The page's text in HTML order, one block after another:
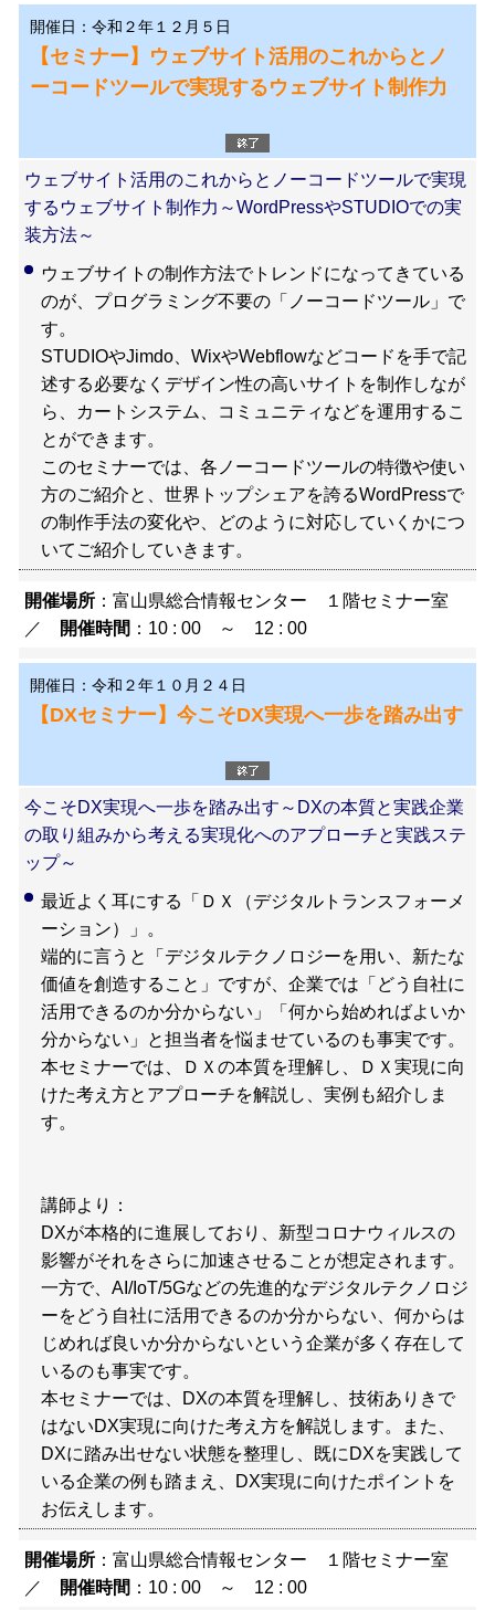
開催日：令和２年１２月５日
【セミナー】ウェブサイト活用のこれからとノ
ーコードツールで実現するウェブサイト制作力
ウェブサイト活用のこれからとノーコードツールで実現
するウェブサイト制作力～WordPressやSTUDIOでの実
装方法～
ウェブサイトの制作方法でトレンドになってきている
のが、プログラミング不要の「ノーコードツール」で
す。
STUDIOやJimdo、WixやWebflowなどコードを手で記
述する必要なくデザイン性の高いサイトを制作しなが
ら、カートシステム、コミュニティなどを運用するこ
とができます。
このセミナーでは、各ノーコードツールの特徴や使い
方のご紹介と、世界トップシェアを誇るWordPressで
の制作手法の変化や、どのように対応していくかにつ
いてご紹介していきます。
開催場所 ：富山県総合情報センター １階セミナー室
／
開催時間 ：10 : 00 ～ 12 : 00
開催日：令和２年１０月２４日
【DXセミナー】今こそDX実現へ一歩を踏み出す
今こそDX実現へ一歩を踏み出す～DXの本質と実践企業
の取り組みから考える実現化へのアプローチと実践ステ
ップ～
最近よく耳にする「ＤＸ（デジタルトランスフォーメ
ーション）」。
端的に言うと「デジタルテクノロジーを用い、新たな
価値を創造すること」ですが、企業では「どう自社に
活用できるのか分からない」「何から始めればよいか
分からない」と担当者を悩ませているのも事実です。
本セミナーでは、ＤＸの本質を理解し、ＤＸ実現に向
けた考え方とアプローチを解説し、実例も紹介しま
す。
講師より：
DXが本格的に進展しており、新型コロナウィルスの
影響がそれをさらに加速させることが想定されます。
一方で、AI/IoT/5Gなどの先進的なデジタルテクノロジ
ーをどう自社に活用できるのか分からない、何からは
じめれば良いか分からないという企業が多く存在して
いるのも事実です。
本セミナーでは、DXの本質を理解し、技術ありきで
はないDX実現に向けた考え方を解説します。また、
DXに踏み出せない状態を整理し、既にDXを実践して
いる企業の例も踏まえ、DX実現に向けたポイントを
お伝えします。
開催場所 ：富山県総合情報センター １階セミナー室
／
開催時間 ：10 : 00 ～ 12 : 00